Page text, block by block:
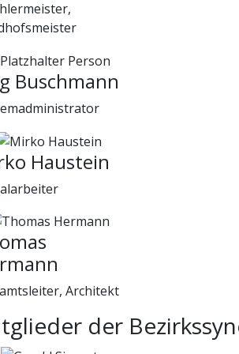
Buschmann
Haustein
Architekt
der